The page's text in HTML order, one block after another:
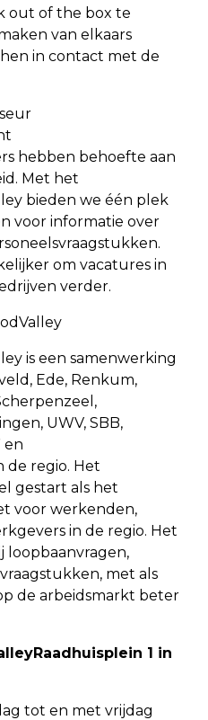
out of the box te
van elkaars
in contact met de
hebben behoefte aan
Met het
bieden we één plek
voor informatie over
om vacatures in
verder.
is een samenwerking
Ede, Renkum,
UWV, SBB,
en
de regio. Het
gestart als het
voor werkenden,
in de regio. Het
loopbaanvragen,
met als
de arbeidsmarkt beter
1 in
tot en met vrijdag